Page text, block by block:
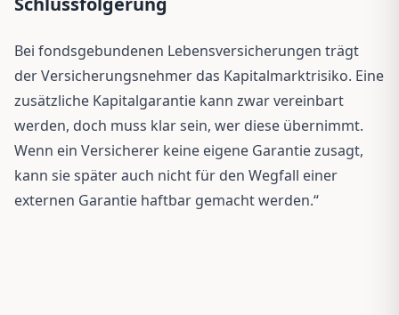
Bei fondsgebundenen Lebensversicherungen trägt
der Versicherungsnehmer das Kapitalmarktrisiko. Eine
zusätzliche Kapitalgarantie kann zwar vereinbart
werden, doch muss klar sein, wer diese übernimmt.
Wenn ein Versicherer keine eigene Garantie zusagt,
kann sie später auch nicht für den Wegfall einer
externen Garantie haftbar gemacht werden.“